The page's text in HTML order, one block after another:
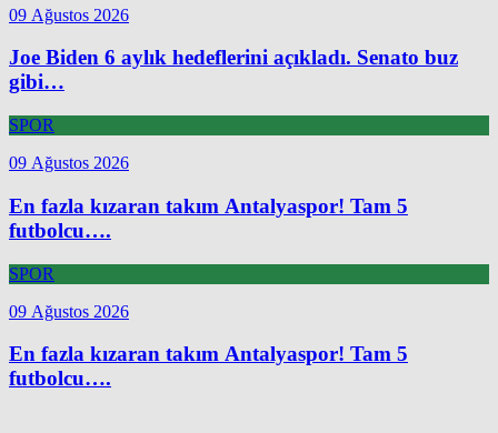
09 Ağustos 2026
Joe Biden 6 aylık hedeflerini açıkladı. Senato buz
gibi…
SPOR
09 Ağustos 2026
En fazla kızaran takım Antalyaspor! Tam 5
futbolcu….
SPOR
09 Ağustos 2026
En fazla kızaran takım Antalyaspor! Tam 5
futbolcu….